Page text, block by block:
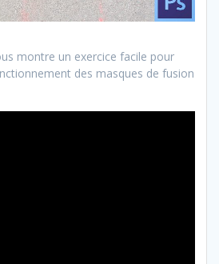
montre un exercice facile pour
des masques de fusion